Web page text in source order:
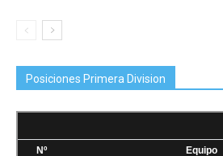
Posiciones Primera Division